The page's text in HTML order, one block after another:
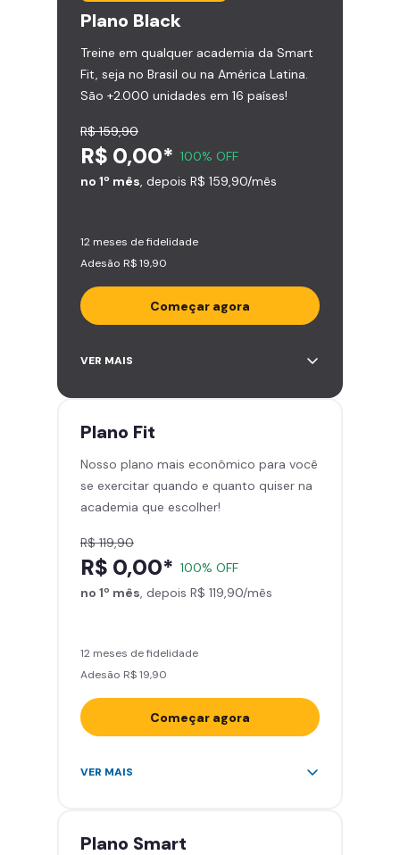
Plano Black
Treine em qualquer academia da Smart
Fit, seja no Brasil ou na América Latina.
São +2.000 unidades em 16 países!
R$ 159,90
R$ 0,00* 100% OFF
no 1º mês, depois R$ 159,90/mês
12 meses de fidelidade
Adesão R$ 19,90
Começar agora
Acesso ilimitado a +2.000
Leve 5 amigos por mês para
Cadeira de massagem
Skeelo App (Audiobook)*
Área de musculação e aeróbicos
Smart Fit App
VER MAIS
Plano Fit
Nosso plano mais econômico para você
se exercitar quando e quanto quiser na
academia que escolher!
R$ 119,90
R$ 0,00* 100% OFF
no 1º mês, depois R$ 119,90/mês
12 meses de fidelidade
Adesão R$ 19,90
Começar agora
Acesso ilimitado a +2.000
VER MAIS
Plano Smart